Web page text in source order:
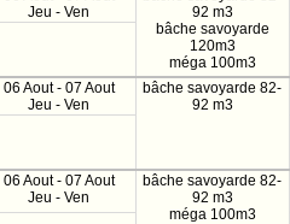
Jeu - Ven
92 m3
bâche savoyarde
120m3
méga 100m3
06 Aout - 07 Aout
Jeu - Ven
bâche savoyarde 82-
92 m3
06 Aout - 07 Aout
Jeu - Ven
bâche savoyarde 82-
92 m3
méga 100m3